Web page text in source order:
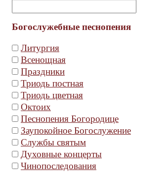
Богослужебные песнопения
Литургия
Всенощная
Праздники
Триодь постная
Триодь цветная
Октоих
Песнопения Богородице
Заупокойное Богослужение
Службы святым
Духовные концерты
Чинопоследования